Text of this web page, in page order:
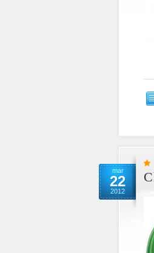
mar
22
2012